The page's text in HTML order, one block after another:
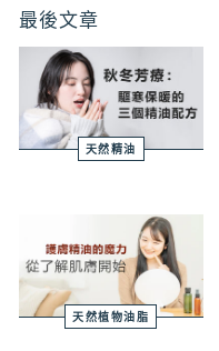
最後文章
天然精油
天然植物油脂